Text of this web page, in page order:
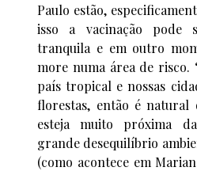
Paulo estão,
isso a vacinação pode
tranquila e em outro
more numa área de risco.
país tropical e nossas
florestas, então é natural
esteja muito próxima
grande desequilíbrio
(como acontece em